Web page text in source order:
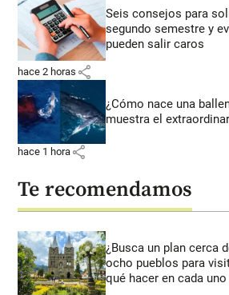
Seis consejos para
segundo semestre y
pueden salir caros
hace 2 horas share
¿Cómo nace una
muestra el
hace 1 hora share
Te recomendamos
¿Busca un plan cerca
ocho pueblos para
qué hacer en cada uno